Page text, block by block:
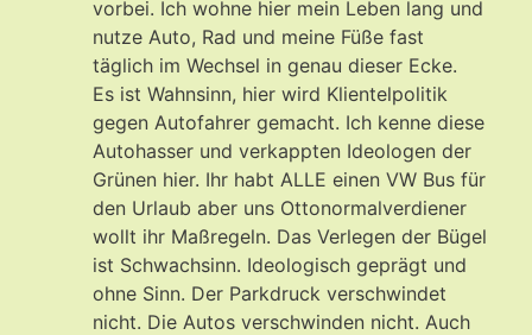
vorbei. Ich wohne hier mein Leben lang und
nutze Auto, Rad und meine Füße fast
täglich im Wechsel in genau dieser Ecke.
Es ist Wahnsinn, hier wird Klientelpolitik
gegen Autofahrer gemacht. Ich kenne diese
Autohasser und verkappten Ideologen der
Grünen hier. Ihr habt ALLE einen VW Bus für
den Urlaub aber uns Ottonormalverdiener
wollt ihr Maßregeln. Das Verlegen der Bügel
ist Schwachsinn. Ideologisch geprägt und
ohne Sinn. Der Parkdruck verschwindet
nicht. Die Autos verschwinden nicht. Auch